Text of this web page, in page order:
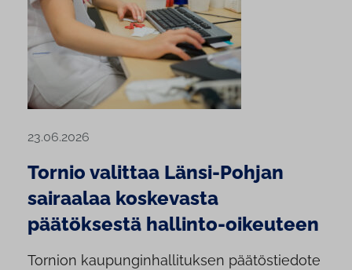
23.06.2026
Tornio valittaa Länsi-Pohjan
sairaalaa koskevasta
päätöksestä hallinto-oikeuteen
Tornion kaupunginhallituksen päätöstiedote